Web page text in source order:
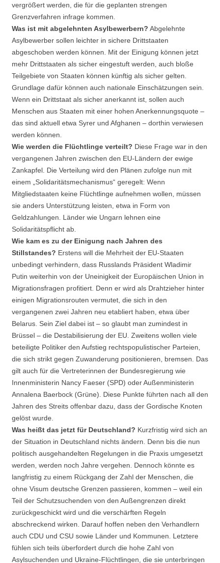
vergrößert werden, die für die geplanten strengen
Grenzverfahren infrage kommen.
Was ist mit abgelehnten Asylbewerbern? Abgelehnte
Asylbewerber sollen leichter in sichere Drittstaaten
abgeschoben werden können. Mit der Einigung können jetzt
mehr Drittstaaten als sicher eingestuft werden, auch bloße
Teilgebiete von Staaten können künftig als sicher gelten.
Grundlage dafür können auch nationale Einschätzungen sein.
Wenn ein Drittstaat als sicher anerkannt ist, sollen auch
Menschen aus Staaten mit einer hohen Anerkennungsquote –
das sind aktuell etwa Syrer und Afghanen – dorthin verwiesen
werden können.
Wie werden die Flüchtlinge verteilt? Diese Frage war in den
vergangenen Jahren zwischen den EU-Ländern der ewige
Zankapfel. Die Verteilung wird den Plänen zufolge nun mit
einem „Solidaritätsmechanismus“ geregelt: Wenn
Mitgliedstaaten keine Flüchtlinge aufnehmen wollen, müssen
sie anders Unterstützung leisten, etwa in Form von
Geldzahlungen. Länder wie Ungarn lehnen eine
Solidaritätspflicht ab.
Wie kam es zu der Einigung nach Jahren des
Stillstandes? Erstens will die Mehrheit der EU-Staaten
unbedingt verhindern, dass Russlands Präsident Wladimir
Putin weiterhin von der Uneinigkeit der Europäischen Union in
Migrationsfragen profitiert. Denn er wird als Drahtzieher hinter
einigen Migrationsrouten vermutet, die sich in den
vergangenen zwei Jahren neu etabliert haben, etwa über
Belarus. Sein Ziel dabei ist – so glaubt man zumindest in
Brüssel – die Destabilisierung der EU. Zweitens wollen viele
beteiligte Politiker den Aufstieg rechtspopulistischer Parteien,
die sich strikt gegen Zuwanderung positionieren, bremsen. Das
gilt auch für die Vertreterinnen der Bundesregierung wie
Innenministerin Nancy Faeser (SPD) oder Außenministerin
Annalena Baerbock (Grüne). Diese Punkte führten nach all den
Jahren des Streits offenbar dazu, dass der Gordische Knoten
gelöst wurde.
Was heißt das jetzt für Deutschland? Kurzfristig wird sich an
der Situation in Deutschland nichts ändern. Denn bis die nun
politisch ausgehandelten Regelungen in die Praxis umgesetzt
werden, werden noch Jahre vergehen. Dennoch könnte es
langfristig zu einem Rückgang der Zahl der Menschen, die
ohne Visum deutsche Grenzen passieren, kommen – weil ein
Teil der Schutzsuchenden von den Außengrenzen direkt
zurückgeschickt wird und die verschärften Regeln
abschreckend wirken. Darauf hoffen neben den Verhandlern
auch CDU und CSU sowie Länder und Kommunen. Letztere
fühlen sich teils überfordert durch die hohe Zahl von
Asylsuchenden und Ukraine-Flüchtlingen, die sie unterbringen